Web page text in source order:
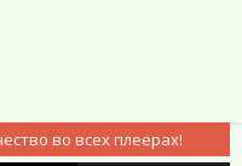
во всех плеерах!